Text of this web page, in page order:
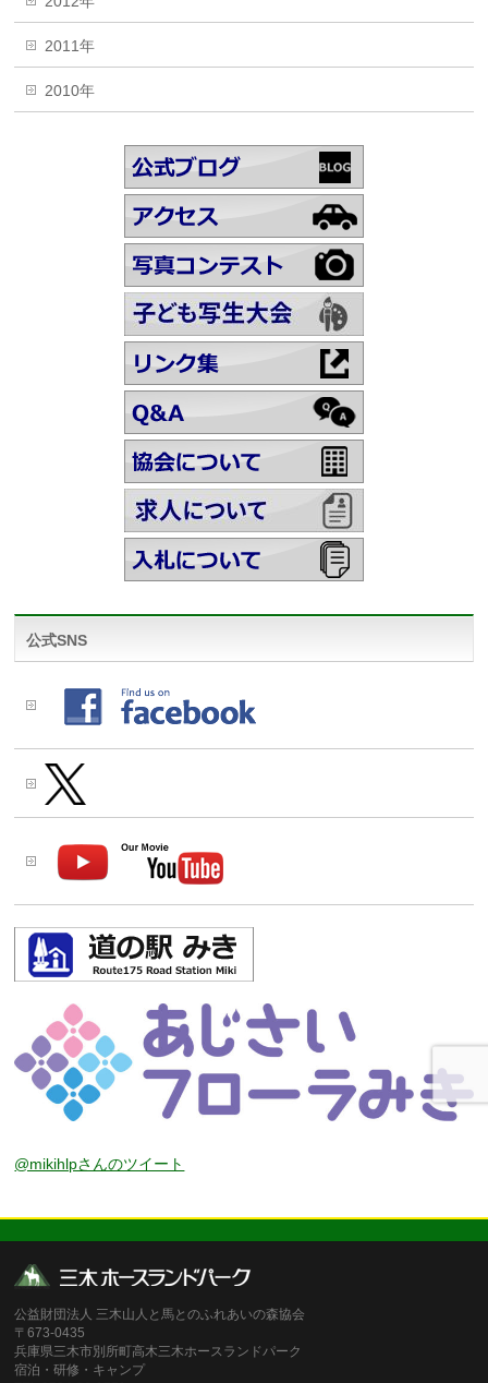
2011年
2010年
公式SNS
@mikihlpさんのツイート
公益財団法人 三木山人と馬とのふれあいの森協会
〒673-0435
兵庫県三木市別所町高木三木ホースランドパーク
宿泊・研修・キャンプ